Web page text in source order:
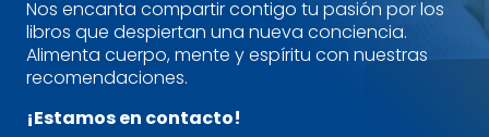
Nos encanta compartir contigo tu pasión por los
libros que despiertan una nueva conciencia.
Alimenta cuerpo, mente y espíritu con nuestras
recomendaciones.
¡Estamos en contacto!